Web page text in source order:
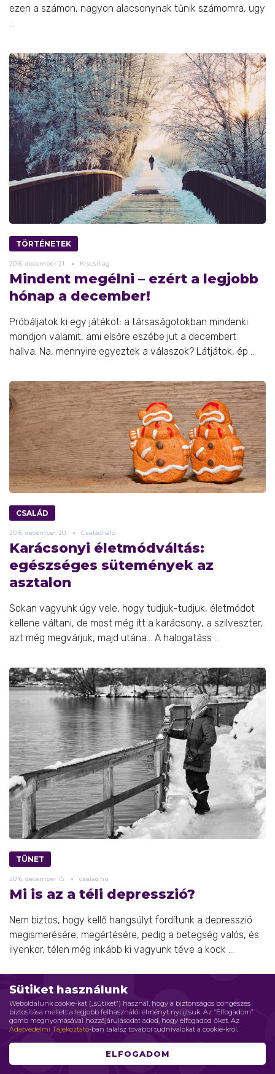
Sütiket használunk
Weboldalunk cookie-kat („sütiket”) használ, hogy a biztonságos böngészés
biztosítása mellett a legjobb felhasználói élményt nyújtsuk. Az “Elfogadom”
gomb megnyomásával hozzájárulásodat adod, hogy elfogadod őket. Az
Adatvédelmi Tájékoztató-ban találsz további tudnivalókat a cookie-król.
ELFOGADOM
ezen a számon, nagyon alacsonynak tűnik számomra, ugy
TÖRTÉNETEK
2016. december 21. Kiscsillag
Mindent megélni – ezért a legjobb
hónap a december!
Próbáljatok ki egy játékot: a társaságotokban mindenki
mondjon valamit, ami elsőre eszébe jut a decembert
hallva. Na, mennyire egyeztek a válaszok? Látjátok, ép ...
CSALÁD
2016. december 20. Családháló
Karácsonyi életmódváltás:
egészséges sütemények az
asztalon
Sokan vagyunk úgy vele, hogy tudjuk-tudjuk, életmódot
kellene váltani, de most még itt a karácsony, a szilveszter,
azt még megvárjuk, majd utána… A halogatáss ...
TÜNET
2016. december 15. csalad.hu
Mi is az a téli depresszió?
Nem biztos, hogy kellő hangsúlyt fordítunk a depresszió
megismerésére, megértésére, pedig a betegség valós, és
ilyenkor, télen még inkább ki vagyunk téve a kock ...